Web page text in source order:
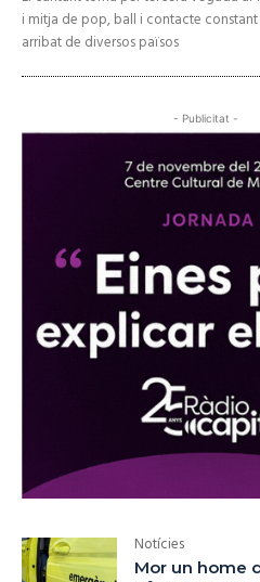
i mitja de pop, ball i contacte
arribat de diversos països
- Publicitat -
Notícies
Mor un home